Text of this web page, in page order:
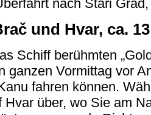
nach Stari
und Hvar, ca.
Schiff berühmten
ganzen Vormittag vor
fahren können.
Hvar über, wo Sie am